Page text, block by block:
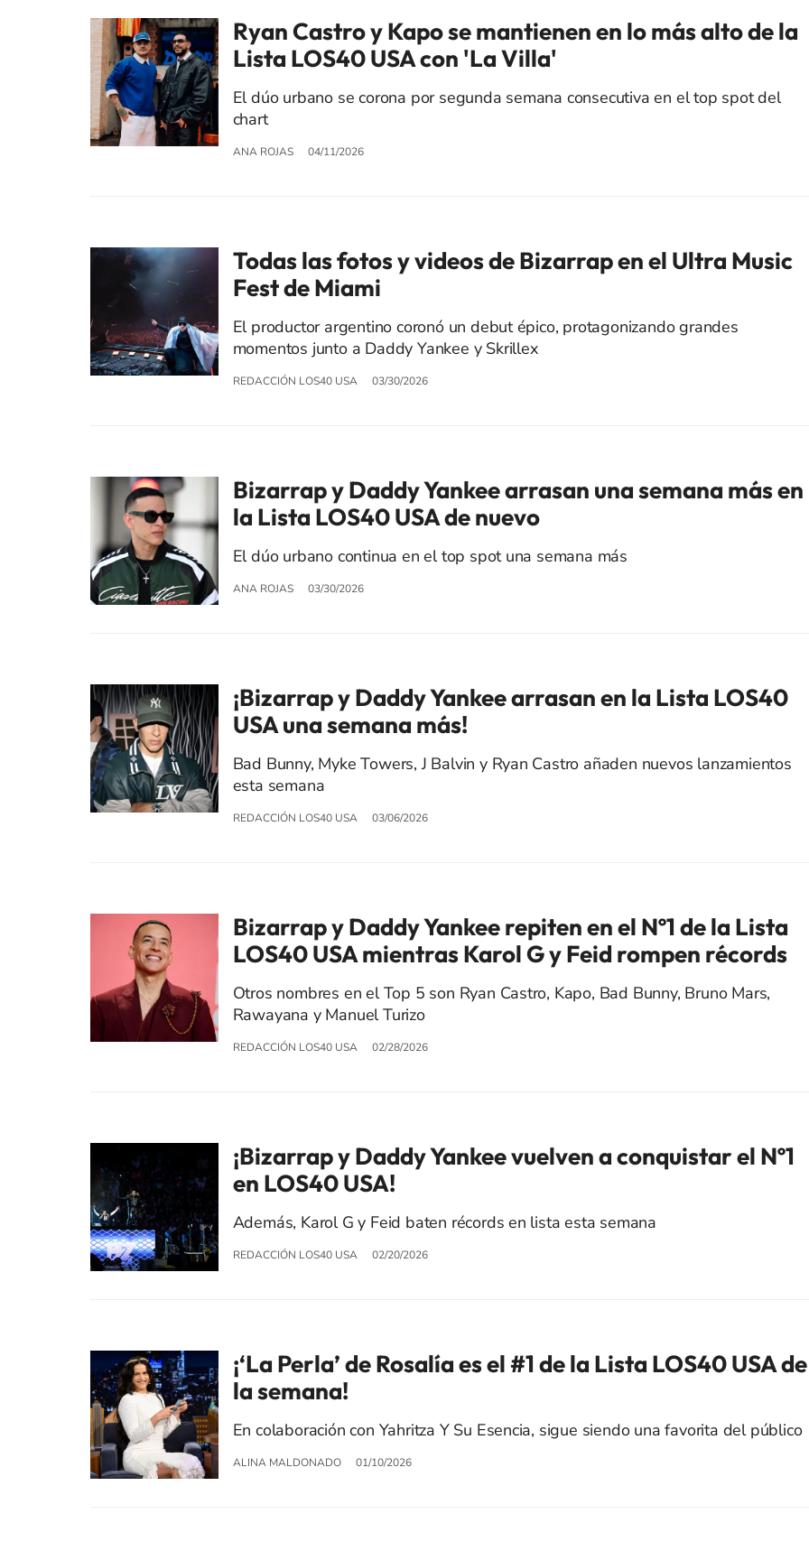
Ryan Castro y Kapo se mantienen en lo más alto de la
Lista LOS40 USA con 'La Villa'
El dúo urbano se corona por segunda semana consecutiva en el top spot del
chart
ANA ROJAS 04/11/2026
Todas las fotos y videos de Bizarrap en el Ultra Music
Fest de Miami
El productor argentino coronó un debut épico, protagonizando grandes
momentos junto a Daddy Yankee y Skrillex
REDACCIÓN LOS40 USA 03/30/2026
Bizarrap y Daddy Yankee arrasan una semana más en
la Lista LOS40 USA de nuevo
El dúo urbano continua en el top spot una semana más
ANA ROJAS 03/30/2026
¡Bizarrap y Daddy Yankee arrasan en la Lista LOS40
USA una semana más!
Bad Bunny, Myke Towers, J Balvin y Ryan Castro añaden nuevos lanzamientos
esta semana
REDACCIÓN LOS40 USA 03/06/2026
Bizarrap y Daddy Yankee repiten en el Nº1 de la Lista
LOS40 USA mientras Karol G y Feid rompen récords
Otros nombres en el Top 5 son Ryan Castro, Kapo, Bad Bunny, Bruno Mars,
Rawayana y Manuel Turizo
REDACCIÓN LOS40 USA 02/28/2026
¡Bizarrap y Daddy Yankee vuelven a conquistar el Nº1
en LOS40 USA!
Además, Karol G y Feid baten récords en lista esta semana
REDACCIÓN LOS40 USA 02/20/2026
¡‘La Perla’ de Rosalía es el #1 de la Lista LOS40 USA de
la semana!
En colaboración con Yahritza Y Su Esencia, sigue siendo una favorita del público
ALINA MALDONADO 01/10/2026